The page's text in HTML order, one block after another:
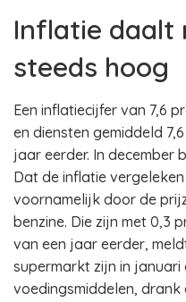
Inflatie daalt
steeds hoog
Een inflatiecijfer van 7,6
en diensten gemiddeld
jaar eerder. In december
Dat de inflatie
voornamelijk door de
benzine. Die zijn met 0,3
van een jaar eerder,
supermarkt zijn in januari
voedingsmiddelen,